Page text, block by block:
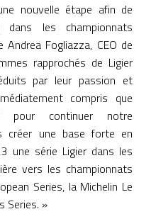
nouvelle étape afin de
les championnats
Andrea Fogliazza, CEO de
rapprochés de Ligier
par leur passion et
compris que
pour continuer notre
créer une base forte en
une série Ligier dans les
vers les championnats
Series, la Michelin Le
Series. »